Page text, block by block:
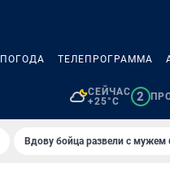
ПОГОДА ТЕЛЕПРОГРАММА
СЕЙЧАС
+25°C
2
Вдову бойца развели с мужем